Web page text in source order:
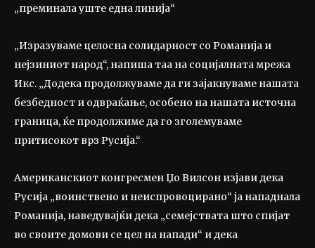
„преминала уште една линија“
„Изразуваме целосна солидарност со Романија и
нејзиниот народ“, напиша таа на социјалната мрежа
Икс. „Додека продолжуваме да ги зајакнуваме нашата
безбедност и одвраќање, особено на нашата источна
граница, ќе продолжиме да го зголемуваме
притисокот врз Русија.“
Американскиот конгресмен Џо Вилсон изјави дека
Русија „воинствено и неиспровоцирано“ ја нападнала
Романија, наведувајќи дека „семејствата што спијат
во своите домови се цел на напади“ и дека